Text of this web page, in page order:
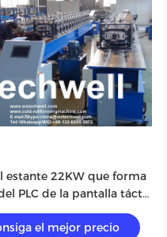
estante 22KW que forma
PLC de la pantalla táctil
con el codificador
el mejor precio